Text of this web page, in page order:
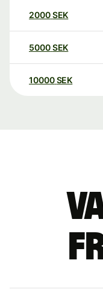
2000SEK
5000SEK
10000 SEK